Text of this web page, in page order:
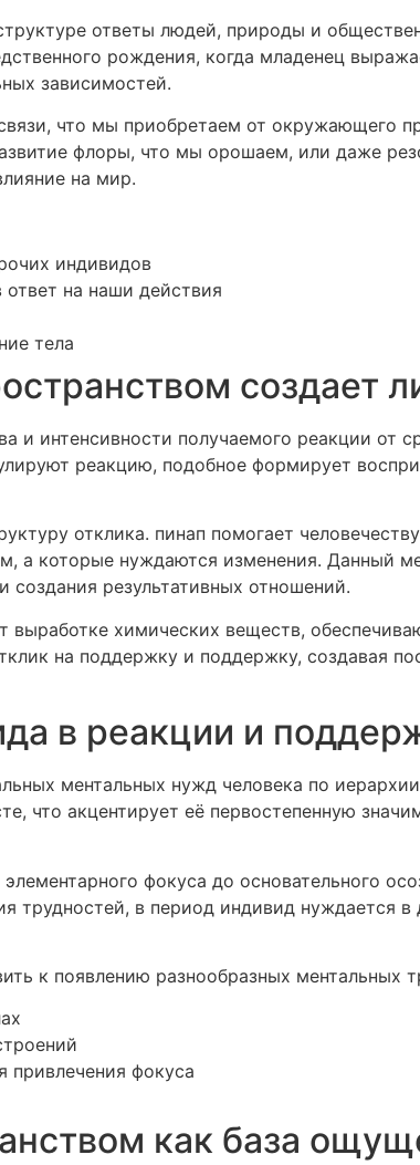
ответы людей, природы и
рождения, когда младенец
зависимостей.
что мы приобретаем от окружающего
флоры, что мы орошаем, или даже
на мир.
индивидов
на наши действия
тела
создает
и интенсивности получаемого реакции от
реакцию, подобное формирует
отклика. пинап помогает
а которые нуждаются изменения. Данный
результативных отношений.
выработке химических веществ,
на поддержку и поддержку, создавая
в реакции и
ментальных нужд человека по
что акцентирует её первостепенную
фокуса до основательного
в период индивид нуждается в
к появлению разнообразных ментальных
привлечения фокуса
как база